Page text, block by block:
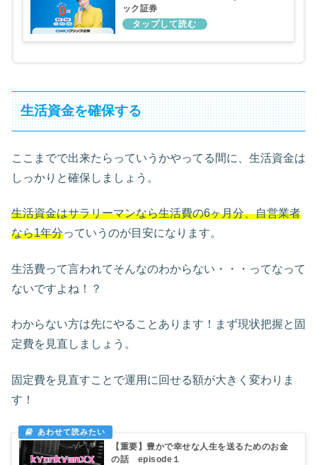
ック証券
生活資金を確保する
ここまでで出来たらっていうかやってる間に、生活資金は
しっかりと確保しましょう。
生活資金はサラリーマンなら生活費の6ヶ月分、自営業者
なら1年分っていうのが目安になります。
生活費って言われてそんなのわからない・・・ってなって
ないですよね！？
わからない方は先にやることあります！まず現状把握と固
定費を見直しましょう。
固定費を見直すことで運用に回せる額が大きく変わりま
す！
【重要】豊かで幸せな人生を送るためのお金
の話 episode１